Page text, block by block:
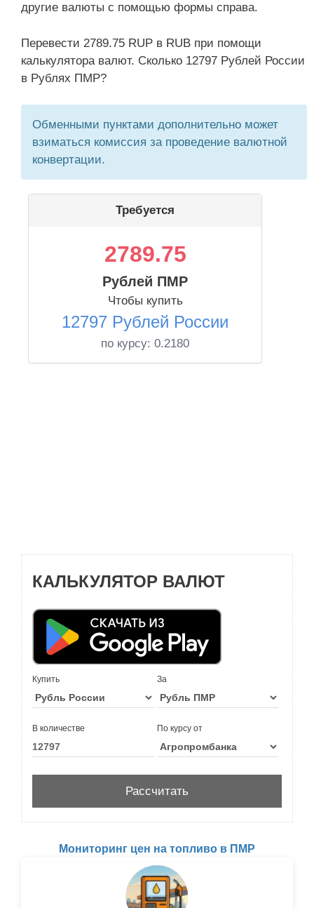
другие валюты с помощью формы справа.
Перевести 2789.75 RUP в RUB при помощи
калькулятора валют. Сколько 12797 Рублей России
в Рублях ПМР?
Обменными пунктами дополнительно может
взиматься комиссия за проведение валютной
конвертации.
Требуется
2789.75
Рублей ПМР
Чтобы купить
12797 Рублей России
по курсу: 0.2180
КАЛЬКУЛЯТОР ВАЛЮТ
Купить За
В количестве По курсу от
Мониторинг цен на топливо в ПМР